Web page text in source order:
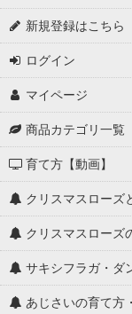
新規登録はこちら
ログイン
マイページ
商品カテゴリ一覧
育て方【動画】
クリスマスロー
クリスマスローズ
サキシフラガ・ダ
あじさいの育て方